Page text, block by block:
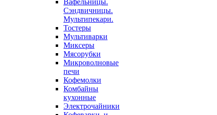
Вафельницы.
Сэндвичницы.
Мультипекари.
Тостеры
Мультиварки
Миксеры
Мясорубки
Микроволновые
печи
Кофемолки
Комбайны
кухонные
Электрочайники